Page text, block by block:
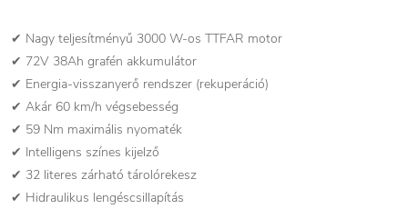
✔ Nagy teljesítményű 3000 W-os TTFAR motor
✔ 72V 38Ah grafén akkumulátor
✔ Energia-visszanyerő rendszer (rekuperáció)
✔ Akár 60 km/h végsebesség
✔ 59 Nm maximális nyomaték
✔ Intelligens színes kijelző
✔ 32 literes zárható tárolórekesz
✔ Hidraulikus lengéscsillapítás